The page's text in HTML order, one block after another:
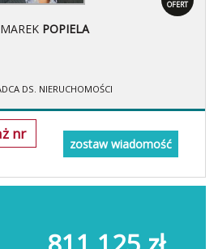
OFERT
MAREK POPIELA
DS. NIERUCHOMOŚCI
nr
zostaw wiadomość